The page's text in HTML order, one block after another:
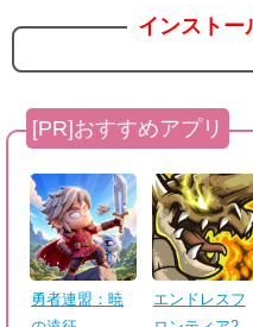
インストー
勇者連盟：暁
エンドレスフ